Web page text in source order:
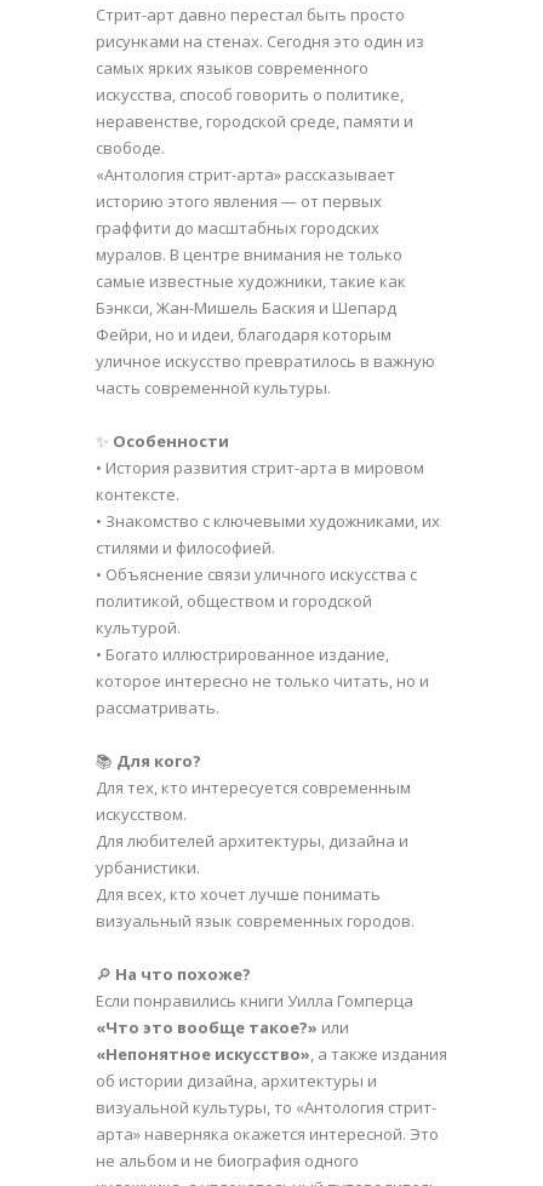
Стрит-арт давно перестал быть просто
рисунками на стенах. Сегодня это один из
самых ярких языков современного
искусства, способ говорить о политике,
неравенстве, городской среде, памяти и
свободе.
«Антология стрит-арта» рассказывает
историю этого явления — от первых
граффити до масштабных городских
муралов. В центре внимания не только
самые известные художники, такие как
Бэнкси, Жан-Мишель Баския и Шепард
Фейри, но и идеи, благодаря которым
уличное искусство превратилось в важную
часть современной культуры.
✨ Особенности
• История развития стрит-арта в мировом
контексте.
• Знакомство с ключевыми художниками, их
стилями и философией.
• Объяснение связи уличного искусства с
политикой, обществом и городской
культурой.
• Богато иллюстрированное издание,
которое интересно не только читать, но и
рассматривать.
📚 Для кого?
Для тех, кто интересуется современным
искусством.
Для любителей архитектуры, дизайна и
урбанистики.
Для всех, кто хочет лучше понимать
визуальный язык современных городов.
🔎 На что похоже?
Если понравились книги Уилла Гомперца
«Что это вообще такое?» или
«Непонятное искусство» , а также издания
об истории дизайна, архитектуры и
визуальной культуры, то «Антология стрит-
арта» наверняка окажется интересной. Это
не альбом и не биография одного